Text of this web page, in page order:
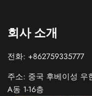
회사 소개
전화: +862759335777
주소: 중국 후베이성 우
A동 1-16층